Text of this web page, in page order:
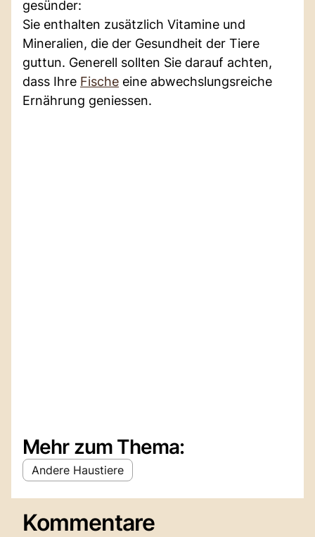
gesünder:
Sie enthalten zusätzlich Vitamine und
Mineralien, die der Gesundheit der Tiere
guttun. Generell sollten Sie darauf achten,
dass Ihre Fische eine abwechslungsreiche
Ernährung geniessen.
Mehr zum Thema:
Andere Haustiere
Kommentare